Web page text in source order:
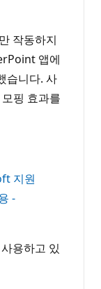
작동하지
앱에
습니다. 사
핑 효과를
지원
-
용하고 있